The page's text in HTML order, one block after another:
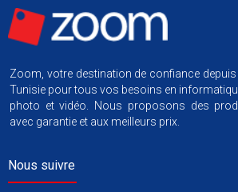
Zoom, votre destination de confiance
Tunisie pour tous vos besoins en
photo et vidéo. Nous proposons des
avec garantie et aux meilleurs prix.
Nous suivre